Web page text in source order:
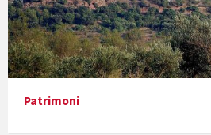
Presentació del llibre &quot;La
Patrimoni